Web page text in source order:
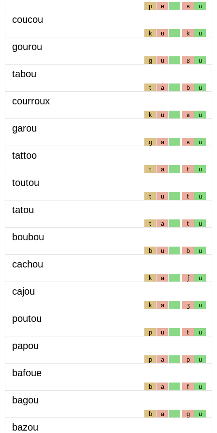
p e ʁ u
coucou
k u k u
gourou
g u ʁ u
tabou
t a b u
courroux
k u ʁ u
garou
g a ʁ u
tattoo
t a t u
toutou
t u t u
tatou
t a t u
boubou
b u b u
cachou
k a ʃ u
cajou
k a ʒ u
poutou
p u t u
papou
p a p u
bafoue
b a f u
bagou
b a g u
bazou